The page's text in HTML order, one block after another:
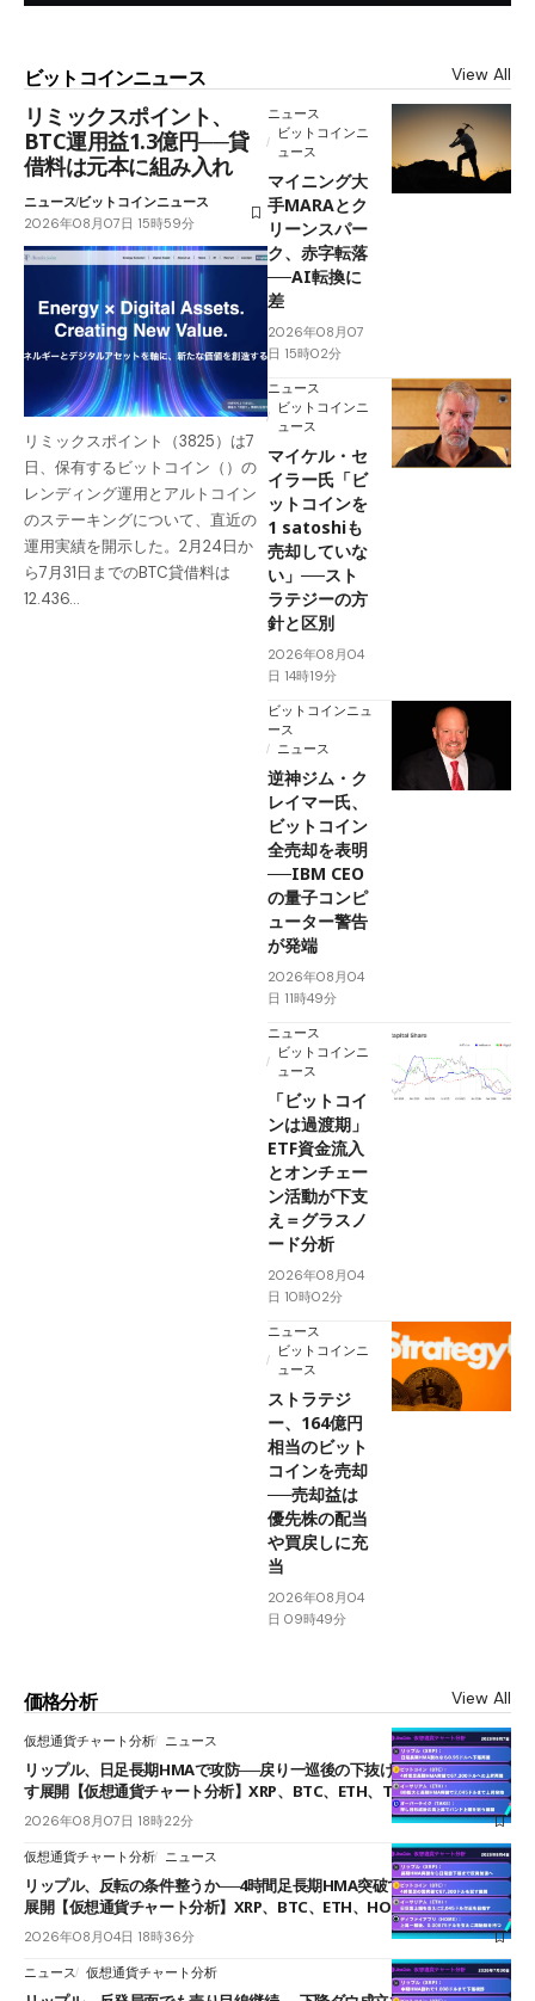
ビットコインニュース View All
リミックスポイント、
BTC運用益1.3億円──貸
借料は元本に組み入れ
ニュースビットコインニュース
2026年08月07日 15時59分
リミックスポイント（3825）は7
日、保有するビットコイン（）の
レンディング運用とアルトコイン
のステーキングについて、直近の
運用実績を開示した。2月24日か
ら7月31日までのBTC貸借料は
12.436…
ニュース
ビットコインニ
ュース
マイニング大
手MARAとク
リーンスパー
ク、赤字転落
──AI転換に
差
2026年08月07
日 15時02分
ニュース
ビットコインニ
ュース
マイケル・セ
イラー氏「ビ
ットコインを
1 satoshiも
売却していな
い」──スト
ラテジーの方
針と区別
2026年08月04
日 14時19分
ビットコインニュ
ース
ニュース
逆神ジム・ク
レイマー氏、
ビットコイン
全売却を表明
──IBM CEO
の量子コンピ
ューター警告
が発端
2026年08月04
日 11時49分
ニュース
ビットコインニ
ュース
「ビットコイ
ンは過渡期」
ETF資金流入
とオンチェー
ン活動が下支
え＝グラスノ
ード分析
2026年08月04
日 10時02分
ニュース
ビットコインニ
ュース
ストラテジ
ー、164億円
相当のビット
コインを売却
──売却益は
優先株の配当
や買戻しに充
当
2026年08月04
日 09時49分
価格分析 View All
仮想通貨チャート分析 ニュース
リップル、日足長期HMAで攻防──戻り一巡後の下抜けで0.95ドルを試
す展開【仮想通貨チャート分析】XRP、BTC、ETH、TAKE
2026年08月07日 18時22分
仮想通貨チャート分析 ニュース
リップル、反転の条件整うか──4時間足長期HMA突破で雲下端を目指す
展開【仮想通貨チャート分析】XRP、BTC、ETH、HOME
2026年08月04日 18時36分
ニュース 仮想通貨チャート分析